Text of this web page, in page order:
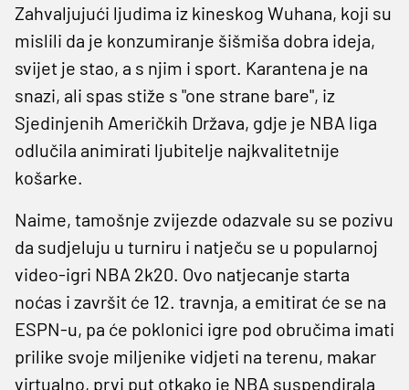
Zahvaljujući ljudima iz kineskog Wuhana, koji su
mislili da je konzumiranje šišmiša dobra ideja,
svijet je stao, a s njim i sport. Karantena je na
snazi, ali spas stiže s "one strane bare", iz
Sjedinjenih Američkih Država, gdje je NBA liga
odlučila animirati ljubitelje najkvalitetnije
košarke.
Naime, tamošnje zvijezde odazvale su se pozivu
da sudjeluju u turniru i natječu se u popularnoj
video-igri NBA 2k20. Ovo natjecanje starta
noćas i završit će 12. travnja, a emitirat će se na
ESPN-u, pa će poklonici igre pod obručima imati
prilike svoje miljenike vidjeti na terenu, makar
virtualno, prvi put otkako je NBA suspendirala